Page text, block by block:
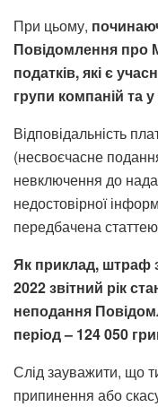
При цьому,
Повідомлення про
податків, які є
групи компаній та
Відповідальність
(несвоєчасне
невключення до
недостовірної
передбачена
Як приклад, штраф
2022 звітний рік
неподання
період – 124 050
Слід зауважити, що
припинення або